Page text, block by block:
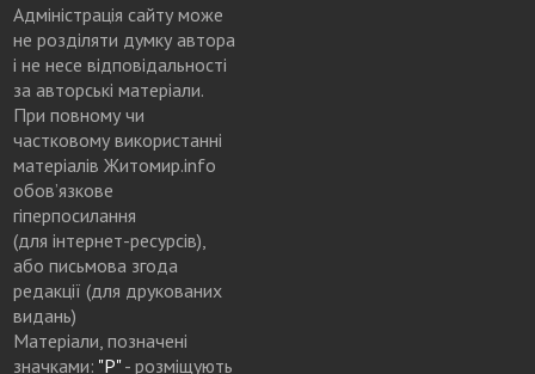
Адміністрація сайту може
не розділяти думку автора
і не несе відповідальності
за авторські матеріали.
При повному чи
частковому використанні
матеріалів Житомир.info
обов’язкове
гіперпосилання
(для інтернет-ресурсів),
або письмова згода
редакції (для друкованих
видань)
Матеріали, позначені
значками: "Р"- розміщують